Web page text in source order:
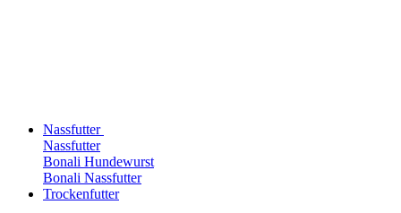
Nassfutter
Nassfutter
Bonali Hundewurst
Bonali Nassfutter
Trockenfutter